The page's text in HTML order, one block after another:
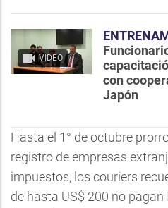
VIDEO
con
Japón
Hasta el 1° de octubre
registro de empresas
impuestos, los couriers
de hasta US$ 200 no